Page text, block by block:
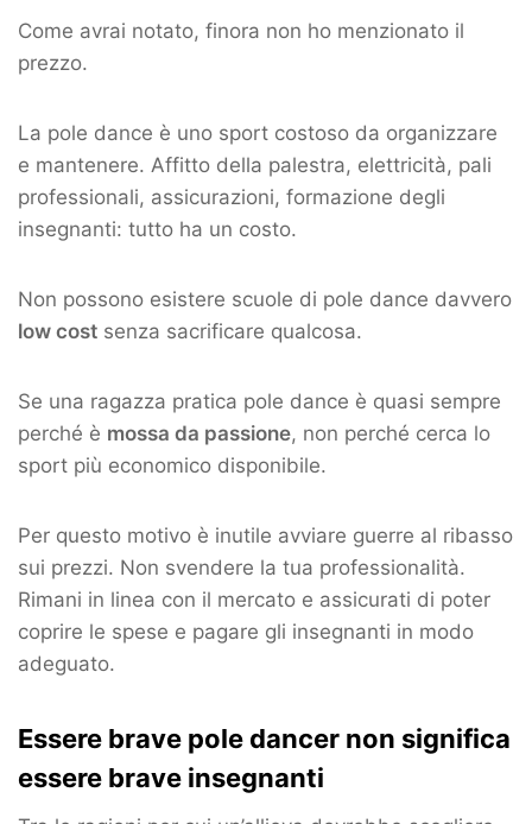
Come avrai notato, finora non ho menzionato il
prezzo.
La pole dance è uno sport costoso da organizzare
e mantenere. Affitto della palestra, elettricità, pali
professionali, assicurazioni, formazione degli
insegnanti: tutto ha un costo.
Non possono esistere scuole di pole dance davvero
low cost senza sacrificare qualcosa.
Se una ragazza pratica pole dance è quasi sempre
perché è mossa da passione, non perché cerca lo
sport più economico disponibile.
Per questo motivo è inutile avviare guerre al ribasso
sui prezzi. Non svendere la tua professionalità.
Rimani in linea con il mercato e assicurati di poter
coprire le spese e pagare gli insegnanti in modo
adeguato.
Essere brave pole dancer non significa
essere brave insegnanti